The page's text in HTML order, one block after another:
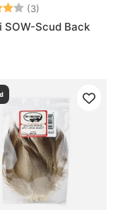
de?
(3)
SOW-Scud Back